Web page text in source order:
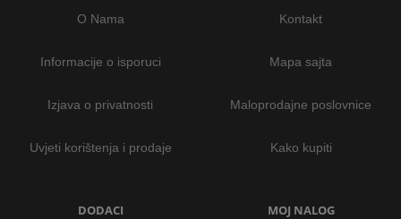
O Nama
Informacije o isporuci
Izjava o privatnosti
Uvjeti korištenja i prodaje
Kontakt
Mapa sajta
Maloprodajne poslovnice
Kako kupiti
DODACI MOJ NALOG